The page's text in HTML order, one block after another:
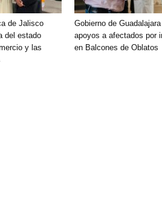
de Jalisco
del estado
y las
Gobierno de
apoyos a afectados por
en Balcones de Oblatos